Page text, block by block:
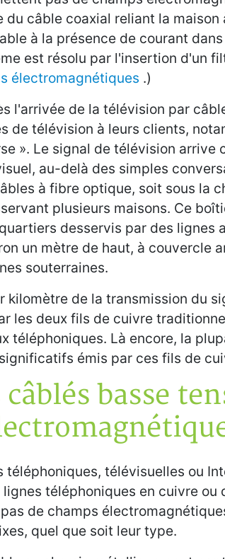
du câble coaxial reliant la
à la présence de courant
est résolu par l'insertion d'un
électromagnétiques .)
l'arrivée de la télévision par
de télévision à leurs clients,
». Le signal de télévision
au-delà des simples
à fibre optique, soit sous la
plusieurs maisons. Ce
desservis par des
un mètre de haut, à couvercle
souterraines.
kilomètre de la transmission du
les deux fils de cuivre
téléphoniques. Là encore, la
émis par ces fils de
câblés basse
téléphoniques, télévisuelles ou
téléphoniques en cuivre
de champs
quel que soit leur type.